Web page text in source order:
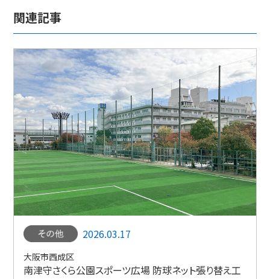
関連記事
2026.03.17
大阪市西成区
南津守さくら公園スポーツ広場 防球ネット張り替え工